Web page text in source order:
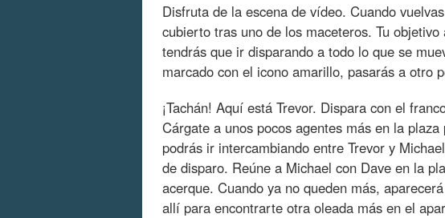
Disfruta de la escena de vídeo. Cuando
cubierto tras uno de los maceteros. Tu
tendrás que ir disparando a todo lo que se
marcado con el icono amarillo, pasarás a otro
¡Tachán! Aquí está Trevor. Dispara con el
Cárgate a unos pocos agentes más en la
podrás ir intercambiando entre Trevor y
de disparo. Reúne a Michael con Dave en la
acerque. Cuando ya no queden más,
allí para encontrarte otra oleada más en el